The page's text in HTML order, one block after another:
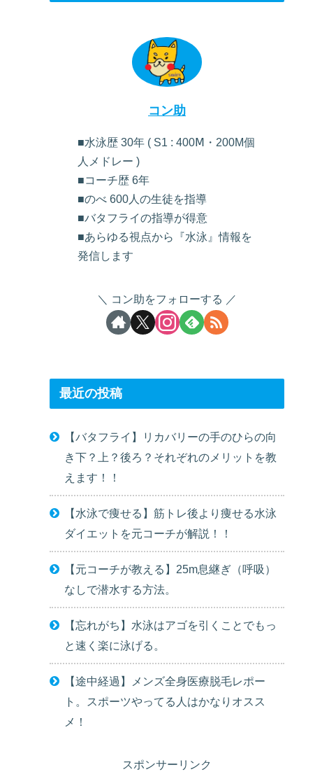
コン助
■水泳歴 30年 ( S1 : 400Ⅿ・200M個
人メドレー )
■コーチ歴 6年
■のべ 600人の生徒を指導
■バタフライの指導が得意
■あらゆる視点から『水泳』情報を
発信します
コン助をフォローする
最近の投稿
【バタフライ】リカバリーの手のひらの向
き下？上？後ろ？それぞれのメリットを教
えます！！
【水泳で痩せる】筋トレ後より痩せる水泳
ダイエットを元コーチが解説！！
【元コーチが教える】25m息継ぎ（呼吸）
なしで潜水する方法。
【忘れがち】水泳はアゴを引くことでもっ
と速く楽に泳げる。
【途中経過】メンズ全身医療脱毛レポー
ト。スポーツやってる人はかなりオスス
メ！
スポンサーリンク